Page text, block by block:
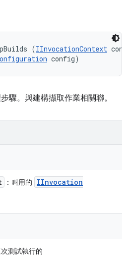
(IInvocationContext
config)
驟。與建構擷取作業相關聯。
：叫用的
IInvocation
次測試執行的